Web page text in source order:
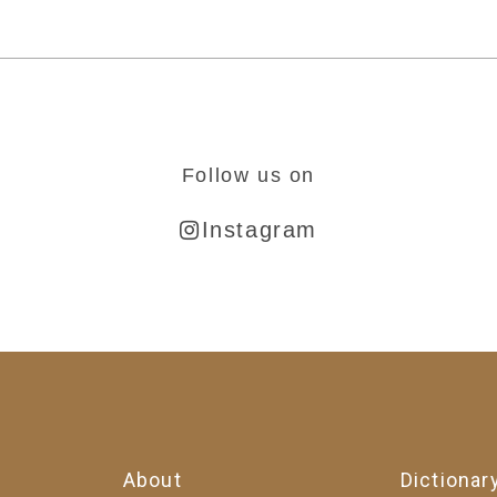
Follow us on
Instagram
About